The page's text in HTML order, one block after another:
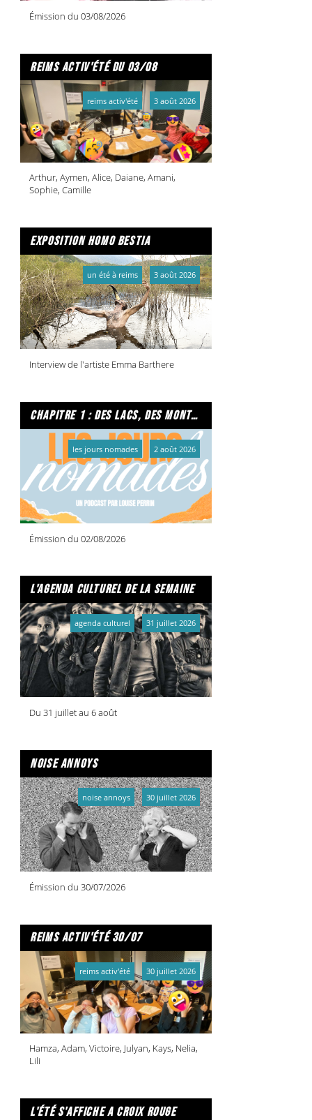
Émission du 03/08/2026
reims activ'été du 03/08
Arthur, Aymen, Alice, Daiane, Amani,
Sophie, Camille
reims activ'été 3 août 2026
exposition homo bestia
Interview de l'artiste Emma Barthere
un été à reims 3 août 2026
chapitre 1 : des lacs, des montagnes et due caffe per favore
Émission du 02/08/2026
les jours nomades 2 août 2026
l'agenda culturel de la semaine
Du 31 juillet au 6 août
agenda culturel 31 juillet 2026
noise annoys
Émission du 30/07/2026
noise annoys 30 juillet 2026
reims activ'été 30/07
Hamza, Adam, Victoire, Julyan, Kays, Nelia,
Lili
reims activ'été 30 juillet 2026
l'été s'affiche a croix rouge